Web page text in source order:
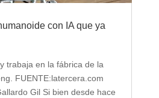
con IA que ya
trabaja en la fábrica de la
FUENTE:latercera.com
Gil Si bien desde hace